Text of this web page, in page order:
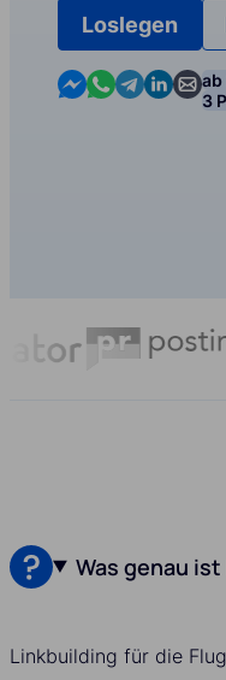
Loslegen
Contact us in
Contact us in
Contact us
Contact
ab
3
Was genau
Linkbuilding für die